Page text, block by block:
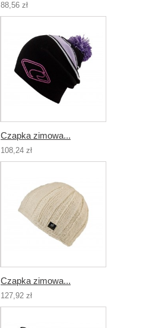
88,56 zł
Czapka zimowa...
108,24 zł
Czapka zimowa...
127,92 zł